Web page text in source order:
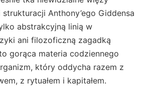
Anthony’ego Giddensa
abstrakcyjną linią w
ani filozoficzną zagadką
gorąca materia codziennego
który oddycha razem z
z rytuałem i kapitałem.